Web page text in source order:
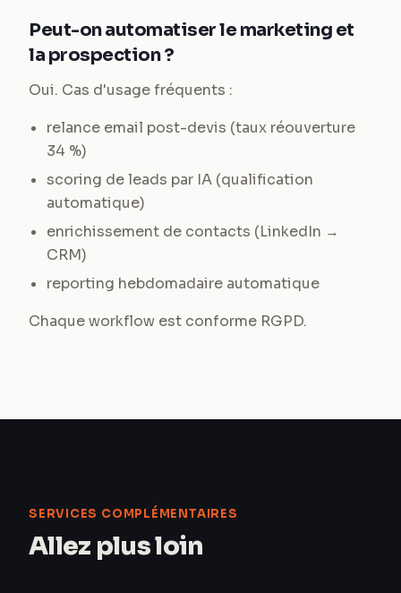
Peut-on automatiser le marketing et
la prospection ?
Oui. Cas d'usage fréquents :
relance email post-devis (taux réouverture
34 %)
scoring de leads par IA (qualification
automatique)
enrichissement de contacts (LinkedIn →
CRM)
reporting hebdomadaire automatique
Chaque workflow est conforme RGPD.
SERVICES COMPLÉMENTAIRES
Allez plus loin